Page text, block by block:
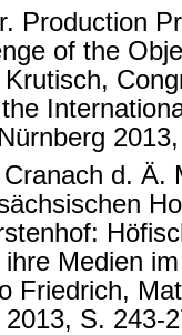
Production
of the
d. Ä.
Medien
Friedrich,
S. 243-